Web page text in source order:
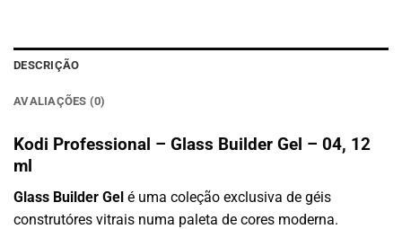
DESCRIÇÃO
AVALIAÇÕES (0)
Kodi Professional – Glass Builder Gel – 04, 12
ml
Glass Builder Gel é uma coleção exclusiva de géis
construtóres vitrais numa paleta de cores moderna.